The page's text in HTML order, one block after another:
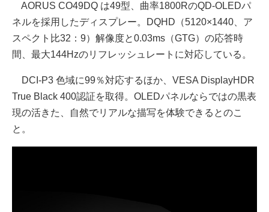
AORUS CO49DQ は49型、曲率1800RのQD-OLEDパ
ネルを採用したディスプレー。DQHD（5120×1440、ア
スペクト比32：9）解像度と0.03ms（GTG）の応答時
間、最大144Hzのリフレッシュレートに対応している。
DCI-P3 色域に99％対応するほか、VESA DisplayHDR
True Black 400認証を取得。OLEDパネルならではの黒表
現の活きた、自然でリアルな描写を体験できるとのこ
と。